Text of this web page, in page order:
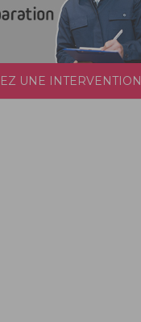
UNE INTERVENTION